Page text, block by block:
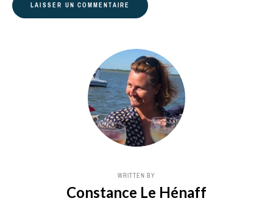
WRITTEN BY
Constance Le Hénaff